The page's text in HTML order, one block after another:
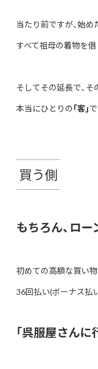
当たり前ですが、始
すべて祖母の着物を
そしてその延長で、
本当にひとりの｢客｣
買う側
もちろん、ロ
初めての高額な買い物
36回払い(ボーナス払
｢呉服屋さんに